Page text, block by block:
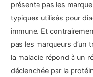
présente pas les
typiques utilisés pour
immune. Et
pas les marqueurs d’un
la maladie répond à un
déclenchée par la